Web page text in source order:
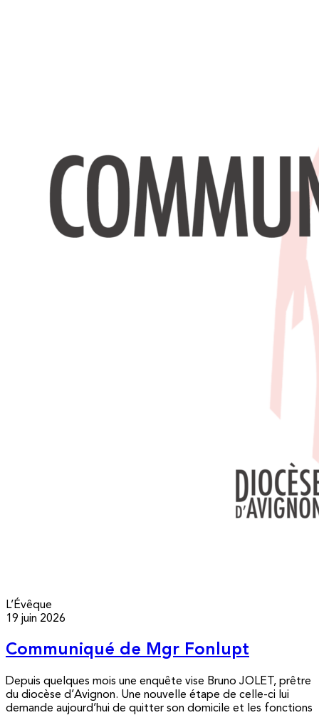
L’Évêque
19 juin 2026
Communiqué de Mgr Fonlupt
Depuis quelques mois une enquête vise Bruno JOLET, prêtre
du diocèse d’Avignon. Une nouvelle étape de celle-ci lui
demande aujourd’hui de quitter son domicile et les fonctions